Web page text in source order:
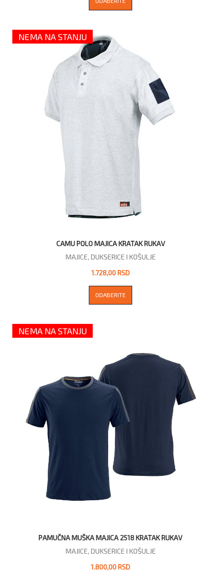
NEMA NA STANJU
CAMU POLO MAJICA KRATAK RUKAV
MAJICE, DUKSERICE I KOŠULJE
1.728,00 RSD
ODABERITE
NEMA NA STANJU
PAMUČNA MUŠKA MAJICA 2518 KRATAK RUKAV
MAJICE, DUKSERICE I KOŠULJE
1.800,00 RSD